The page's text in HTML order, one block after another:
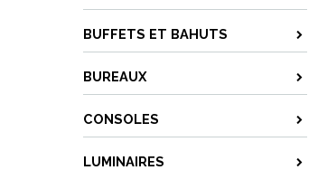
BUFFETS ET BAHUTS
BUREAUX
CONSOLES
LUMINAIRES